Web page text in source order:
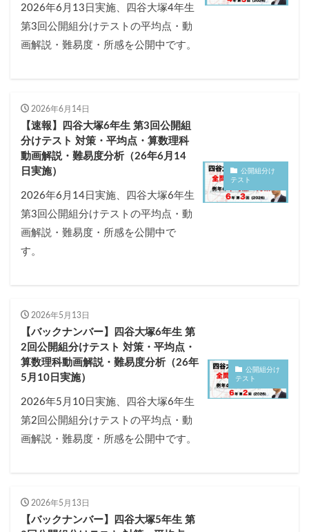
2026年6月13日実施、四谷大塚4年生
第3回公開組分けテストの平均点・動
画解説・難易度・所感を公開中です。
公開組分け
テスト
2026年6月14日
【速報】四谷大塚6年生 第3回公開組
分けテスト 対策・平均点・算数理科
動画解説・難易度分析（26年6月14
日実施）
2026年6月14日実施、四谷大塚6年生
第3回公開組分けテストの平均点・動
画解説・難易度・所感を公開中で
す。
公開組分け
テスト
2026年5月13日
【バックナンバー】四谷大塚6年生 第
2回公開組分けテスト 対策・平均点・
算数理科動画解説・難易度分析（26年
5月10日実施）
2026年5月10日実施、四谷大塚6年生
第2回公開組分けテストの平均点・動
画解説・難易度・所感を公開中です。
2026年5月13日
【バックナンバー】四谷大塚5年生 第